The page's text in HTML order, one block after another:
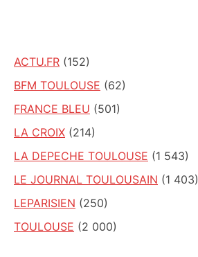
ACTU.FR (152)
BFM TOULOUSE (62)
FRANCE BLEU (501)
LA CROIX (214)
LA DEPECHE TOULOUSE (1 543)
LE JOURNAL TOULOUSAIN (1 403)
LEPARISIEN (250)
TOULOUSE (2 000)